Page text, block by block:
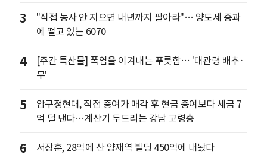
3
"직접 농사 안 지으면 내년까지 팔아라"… 양도세 중과
에 떨고 있는 6070
4
[주간 특산물] 폭염을 이겨내는 푸릇함… '대관령 배추·
무'
5
압구정현대, 직접 증여가 매각 후 현금 증여보다 세금 7
억 덜 낸다…계산기 두드리는 강남 고령층
6 서장훈, 28억에 산 양재역 빌딩 450억에 내놨다